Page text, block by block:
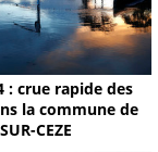
: crue rapide des
la commune de
CEZE